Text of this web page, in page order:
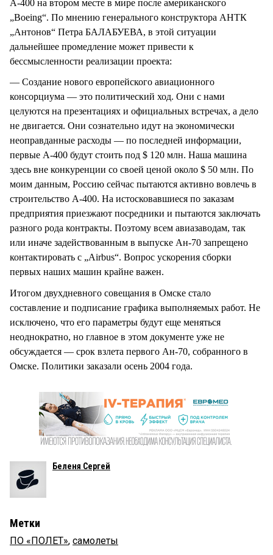
А-400 на втором месте в мире после американского
„Boeing“. По мнению генерального конструктора АНТК
„Антонов“ Петра БАЛАБУЕВА, в этой ситуации
дальнейшее промедление может привести к
бессмысленности реализации проекта:
— Создание нового европейского авиационного
консорциума — это политический ход. Они с нами
целуются на презентациях и официальных встречах, а дело
не двигается. Они сознательно идут на экономически
неоправданные расходы — по последней информации,
первые А-400 будут стоить под $ 120 млн. Наша машина
здесь вне конкуренции со своей ценой около $ 50 млн. По
моим данным, Россию сейчас пытаются активно вовлечь в
строительство А-400. На истосковавшиеся по заказам
предприятия приезжают посредники и пытаются заключать
разного рода контракты. Поэтому всем авиазаводам, так
или иначе задействованным в выпуске Ан-70 запрещено
контактировать с „Airbus“. Вопрос ускорения сборки
первых наших машин крайне важен.
Итогом двухдневного совещания в Омске стало
составление и подписание графика выполняемых работ. Не
исключено, что его параметры будут еще меняться
неоднократно, но главное в этом документе уже не
обсуждается — срок взлета первого Ан-70, собранного в
Омске. Политики заказали осень 2004 года.
Беленя Сергей
Метки
ПО «ПОЛЕТ», самолеты